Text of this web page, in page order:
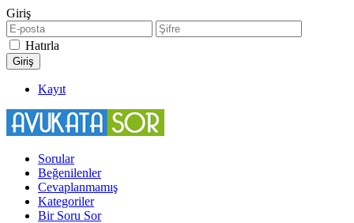
Giriş
Hatırla
Kayıt
Sorular
Beğenilenler
Cevaplanmamış
Kategoriler
Bir Soru Sor